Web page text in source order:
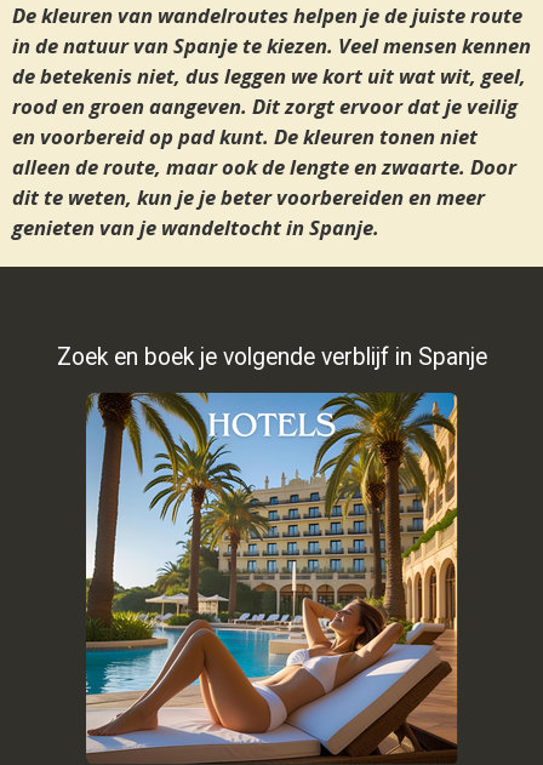
De kleuren van wandelroutes helpen je de juiste route
in de natuur van Spanje te kiezen. Veel mensen kennen
de betekenis niet, dus leggen we kort uit wat wit, geel,
rood en groen aangeven. Dit zorgt ervoor dat je veilig
en voorbereid op pad kunt. De kleuren tonen niet
alleen de route, maar ook de lengte en zwaarte. Door
dit te weten, kun je je beter voorbereiden en meer
genieten van je wandeltocht in Spanje.
Zoek en boek je volgende verblijf in Spanje